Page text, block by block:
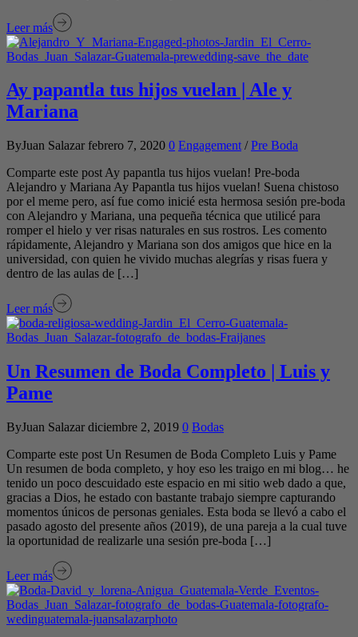
Leer más
Ay papantla tus hijos vuelan | Ale y
Mariana
ByJuan Salazar febrero 7, 2020 0 Engagement /Pre Boda
Comparte este post Ay papantla tus hijos vuelan! Pre-boda
Alejandro y Mariana Ay Papantla tus hijos vuelan! Suena chistoso
por el meme pero, así fue como inicié esta hermosa sesión pre-boda
con Alejandro y Mariana, una pequeña técnica que utilicé para
romper el hielo y ver risas naturales en sus rostros. Les comento
rápidamente, Alejandro y Mariana son dos amigos que hice en la
universidad, con quien he vivido muchas alegrías y risas fuera y
dentro de las aulas de […]
Leer más
Un Resumen de Boda Completo | Luis y
Pame
ByJuan Salazar diciembre 2, 2019 0 Bodas
Comparte este post Un Resumen de Boda Completo Luis y Pame
Un resumen de boda completo, y hoy eso les traigo en mi blog… he
tenido un poco descuidado este espacio en mi sitio web dado a que,
gracias a Dios, he estado con bastante trabajo siempre capturando
momentos únicos de personas geniales. Esta boda se llevó a cabo el
pasado agosto del presente años (2019), de una pareja a la cual tuve
la oportunidad de realizarle una sesión pre-boda […]
Leer más